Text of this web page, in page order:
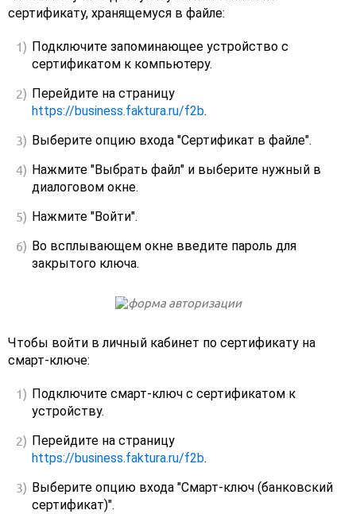
сертификату, хранящемуся в файле:
Подключите запоминающее устройство с
сертификатом к компьютеру.
Перейдите на страницу
https://business.faktura.ru/f2b.
Выберите опцию входа "Сертификат в файле".
Нажмите "Выбрать файл" и выберите нужный в
диалоговом окне.
Нажмите "Войти".
Во всплывающем окне введите пароль для
закрытого ключа.
Чтобы войти в личный кабинет по сертификату на
смарт-ключе:
Подключите смарт-ключ с сертификатом к
устройству.
Перейдите на страницу
https://business.faktura.ru/f2b.
Выберите опцию входа "Смарт-ключ (банковский
сертификат)".